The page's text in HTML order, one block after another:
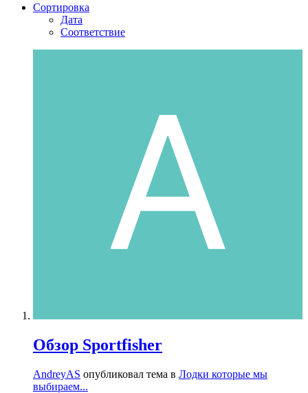
Сортировка
Дата
Соответствие
Обзор Sportfisher
AndreyAS опубликовал тема в Лодки которые мы
выбираем...